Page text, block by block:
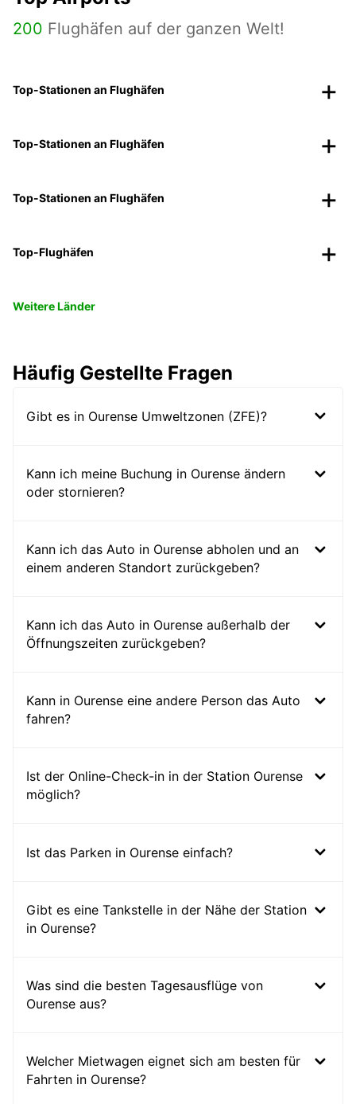
200 Flughäfen auf der ganzen Welt!
Top-Stationen an Flughäfen
Top-Stationen an Flughäfen
Top-Stationen an Flughäfen
Top-Flughäfen
Weitere Länder
Häufig Gestellte Fragen
Gibt es in Ourense Umweltzonen (ZFE)?
Kann ich meine Buchung in Ourense ändern
oder stornieren?
Kann ich das Auto in Ourense abholen und an
einem anderen Standort zurückgeben?
Kann ich das Auto in Ourense außerhalb der
Öffnungszeiten zurückgeben?
Kann in Ourense eine andere Person das Auto
fahren?
Ist der Online-Check-in in der Station Ourense
möglich?
Ist das Parken in Ourense einfach?
Gibt es eine Tankstelle in der Nähe der Station
in Ourense?
Was sind die besten Tagesausflüge von
Ourense aus?
Welcher Mietwagen eignet sich am besten für
Fahrten in Ourense?